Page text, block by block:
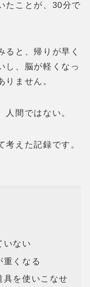
たことが、30分で
ると、帰りが早く
し、脳が軽くなっ
りません。
人間ではない。
考えた記録です。
いない
重くなる
具を使いこなせ